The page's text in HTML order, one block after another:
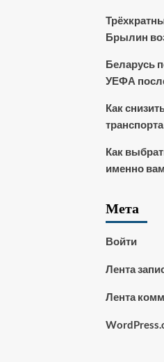
Брылин
Беларусь
УЕФА
Как
транспорта
Как
именно вам
Мета
Войти
Лента
Лента